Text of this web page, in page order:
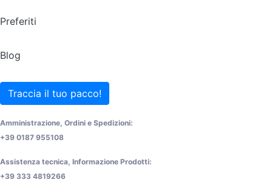
Preferiti
Blog
Traccia il tuo pacco!
Amministrazione, Ordini e Spedizioni:
+39 0187 955108
Assistenza tecnica, Informazione Prodotti:
+39 333 4819266